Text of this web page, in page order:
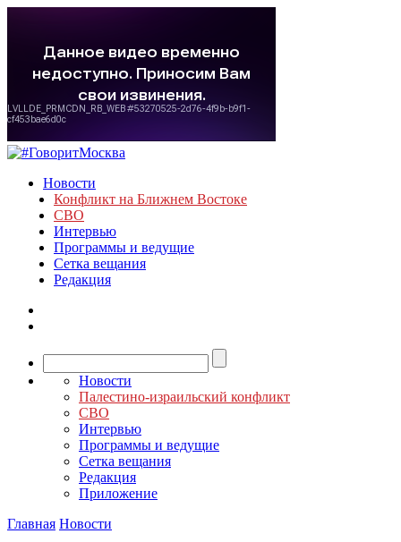
Новости
Конфликт на Ближнем Востоке
СВО
Интервью
Программы и ведущие
Сетка вещания
Редакция
Новости
Палестино-израильский конфликт
СВО
Интервью
Программы и ведущие
Сетка вещания
Редакция
Приложение
Главная Новости